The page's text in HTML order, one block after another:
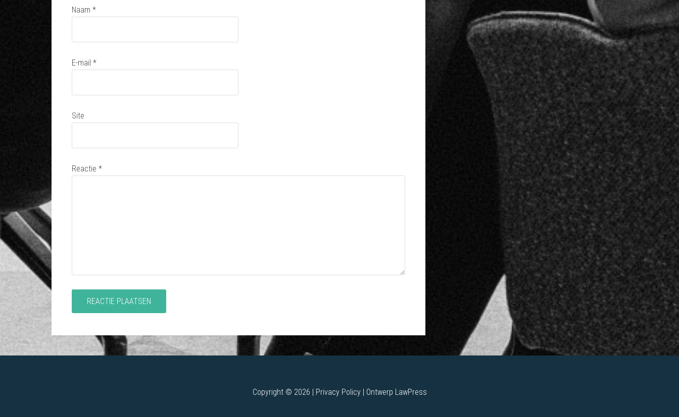
Naam *
E-mail *
Site
Reactie *
Copyright © 2026 | Privacy Policy| Ontwerp LawPress